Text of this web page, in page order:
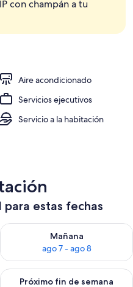
con champán a tu
Aire acondicionado
Servicios ejecutivos
Servicio a la habitación
estas fechas
ago 6 - ago 7
Mañana
ago 7 - ago 8
Consulta la disponibilidad
fin de semana ago 7 -
Próximo fin de semana
Consulta la disponibilidad